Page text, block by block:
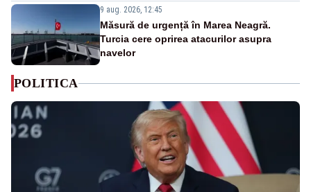
9 aug. 2026, 12:45
Măsură de urgență în Marea Neagră.
Turcia cere oprirea atacurilor asupra
navelor
POLITICA